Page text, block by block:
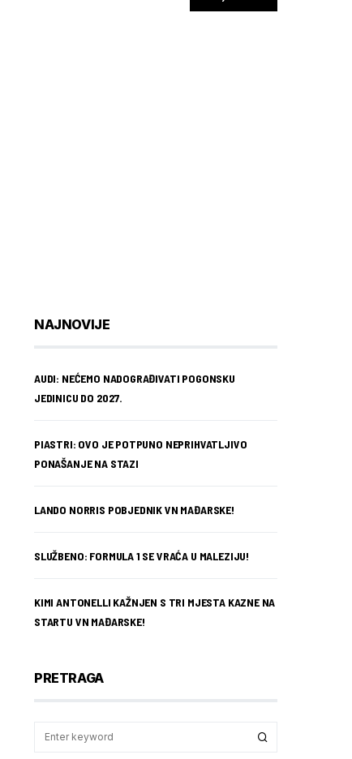
NAJNOVIJE
AUDI: NEĆEMO NADOGRAĐIVATI POGONSKU
JEDINICU DO 2027.
PIASTRI: OVO JE POTPUNO NEPRIHVATLJIVO
PONAŠANJE NA STAZI
LANDO NORRIS POBJEDNIK VN MAĐARSKE!
SLUŽBENO: FORMULA 1 SE VRAĆA U MALEZIJU!
KIMI ANTONELLI KAŽNJEN S TRI MJESTA KAZNE NA
STARTU VN MAĐARSKE!
PRETRAGA